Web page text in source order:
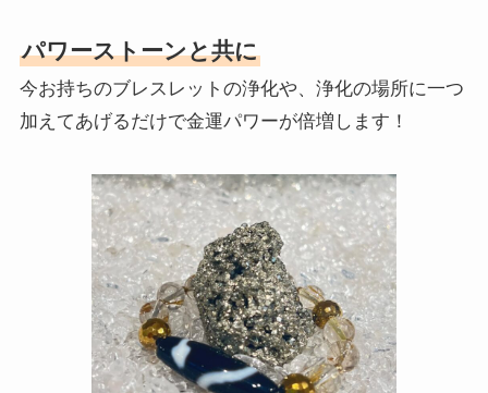
パワーストーンと共に
今お持ちのブレスレットの浄化や、浄化の場所に一つ
加えてあげるだけで金運パワーが倍増します！